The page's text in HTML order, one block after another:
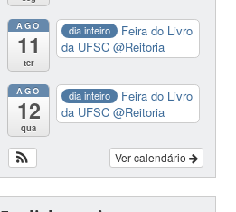
AGO
11
ter
dia inteiro
Feira do Livro
da UFSC@Reitoria
AGO
12
qua
dia inteiro
Feira do Livro
da UFSC@Reitoria
Ver calendário